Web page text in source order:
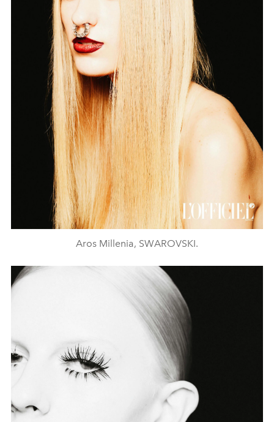
Aros Millenia, SWAROVSKI.